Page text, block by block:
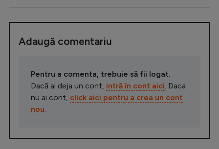
Adaugă comentariu
Pentru a comenta, trebuie să fii logat.
Dacă ai deja un cont, intră în cont aici . Daca
nu ai cont, click aici pentru a crea un cont
nou